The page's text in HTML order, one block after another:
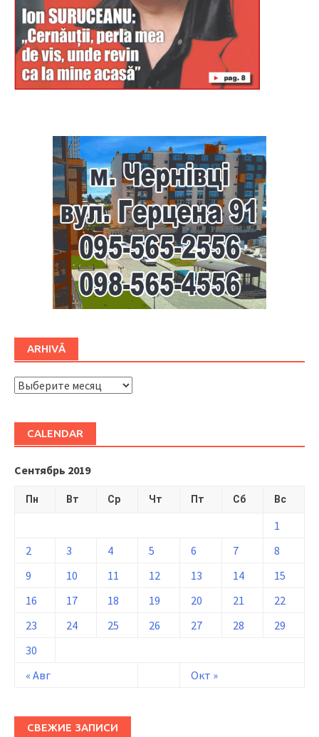
ARHIVĂ
ARHIVĂ
CALENDAR
Сентябрь 2019
Пн Вт Ср Чт Пт Сб Вс
« Авг Окт »
1
2
3 4 5 6 7
8
9
10 11 12 13 14
15
16
17 18 19 20 21
22
23
24 25 26 27 28
29
30
СВЕЖИЕ ЗАПИСИ